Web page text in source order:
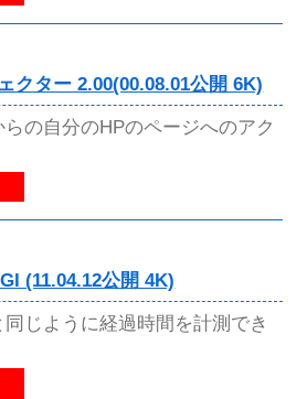
クター 2.00(00.08.01公開 6K)
の自分のHPのページへのアク
(11.04.12公開 4K)
じように経過時間を計測でき